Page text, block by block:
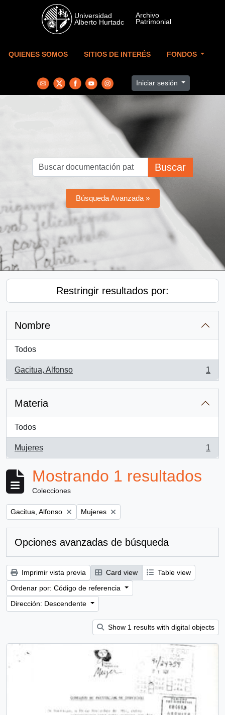
Skip to main content
QUIENES SOMOS SITIOS DE INTERÉS FONDOS
Iniciar sesión
Buscar
Búsqueda Avanzada »
Restringir resultados por:
Nombre
Todos
Gacitua, Alfonso
, 1 resultados
1
Materia
Todos
Mujeres
, 1 resultados
1
Mostrando 1 resultados
Colecciones
Remove filter:
Gacitua, Alfonso Remove filter:
Mujeres
Opciones avanzadas de búsqueda
Imprimir vista previa Card view
Table view
Ordenar por: Código de referencia
Dirección: Descendente
Show 1 results with digital objects